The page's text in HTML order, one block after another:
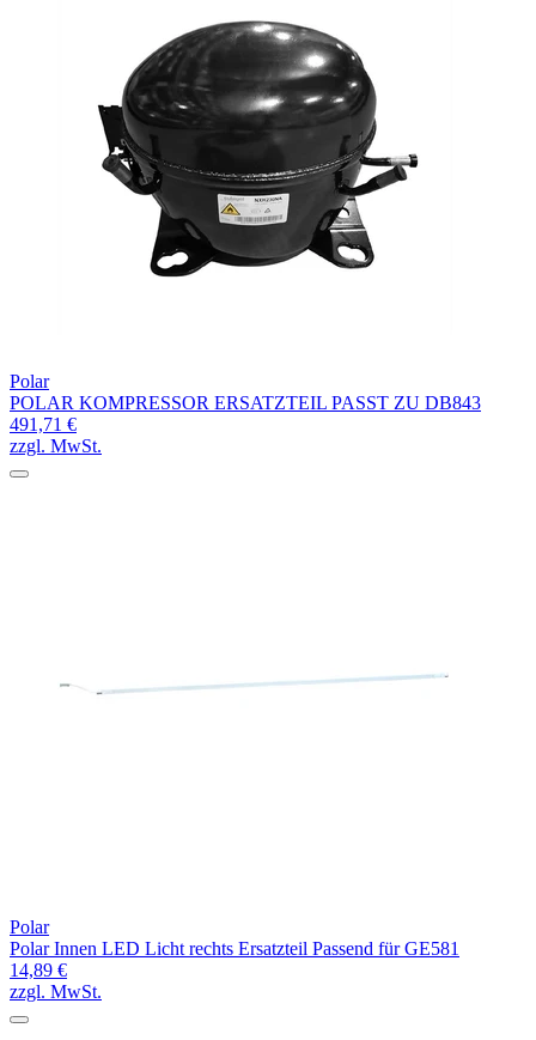
Polar
POLAR KOMPRESSOR ERSATZTEIL PASST ZU DB843
491,71 €
zzgl. MwSt.
Polar
Polar Innen LED Licht rechts Ersatzteil Passend für GE581
14,89 €
zzgl. MwSt.